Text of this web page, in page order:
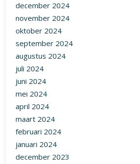
december 2024
november 2024
oktober 2024
september 2024
augustus 2024
juli 2024
juni 2024
mei 2024
april 2024
maart 2024
februari 2024
januari 2024
december 2023